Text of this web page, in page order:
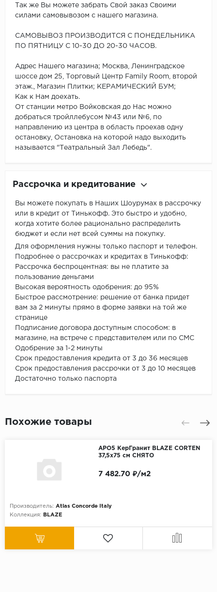
Так же Вы можете забрать Свой заказ Своими
силами самовывозом с нашего магазина.
САМОВЫВОЗ ПРОИЗВОДИТСЯ С ПОНЕДЕЛЬНИКА
ПО ПЯТНИЦУ С 10-30 ДО 20-30 ЧАСОВ.
Адрес Нашего магазина; Москва, Ленинградское
шоссе дом 25, Торговый Центр Family Room, второй
этаж., Магазин Плитки; КЕРАМИЧЕСКИЙ БУМ;
Как к Нам доехать.
От станции метро Войковская до Нас можно
добраться тройллебусом №43 или №6, по
направлению из центра в область проехав одну
остановку, Остановка на которой надо выходить
называется "Театральный Зал Лебедь".
Рассрочка и кредитование
Вы можете покупать в Наших Шоурумах в рассрочку
или в кредит от Тинькофф. Это быстро и удобно,
когда хотите более рационально распределить
бюджет и если нет всей суммы на покупку.
Для оформления нужны только паспорт и телефон.
Подробнее о рассрочках и кредитах в Тинькофф:
Рассрочка беспроцентная: вы не платите за
пользование деньгами
Высокая вероятность одобрения: до 95%
Быстрое рассмотрение: решение от банка придет
вам за 2 минуты прямо в форме заявки на той же
странице
Подписание договора доступным способом: в
магазине, на встрече с представителем или по СМС
Одобрение за 1-2 минуты
Срок предоставления кредита от 3 до 36 месяцев
Срок предоставления рассрочки от 3 до 10 месяцев
Достаточно только паспорта
Похожие товары
APO5 КерГранит BLAZE CORTEN
37,5x75 см СНЯТО
Производитель: Atlas Concorde Italy
Коллекция:
BLAZE
7 482.70 ₽/м2